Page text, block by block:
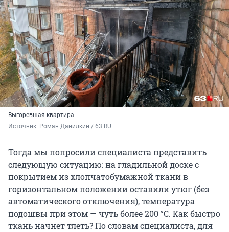
Выгоревшая квартира
Источник: Роман Данилкин / 63.RU
Тогда мы попросили специалиста представить
следующую ситуацию: на гладильной доске с
покрытием из хлопчатобумажной ткани в
горизонтальном положении оставили утюг (без
автоматического отключения), температура
подошвы при этом — чуть более 200 °C. Как быстро
ткань начнет тлеть? По словам специалиста, для